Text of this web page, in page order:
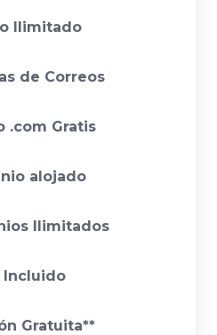
Ilimitado
de Correos
.com Gratis
alojado
Ilimitados
Incluido
Gratuita**